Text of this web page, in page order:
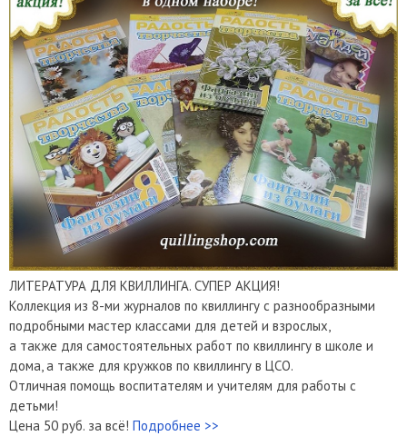
ЛИТЕРАТУРА ДЛЯ КВИЛЛИНГА. СУПЕР АКЦИЯ!
Коллекция из 8-ми журналов по квиллингу с разнообразными
подробными мастер классами для детей и взрослых,
а также для самостоятельных работ по квиллингу в школе и
дома, а также для кружков по квиллингу в ЦСО.
Отличная помощь воспитателям и учителям для работы с
детьми!
Цена 50 руб. за всё! Подробнее >>